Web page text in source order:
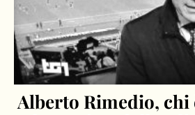
Alberto Rimedio, chi